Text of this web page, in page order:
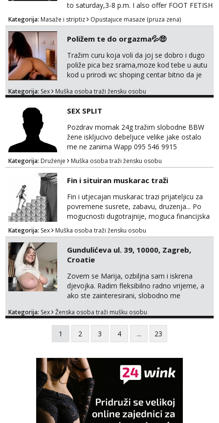
to saturday,3-8 p.m. I also offer FOOT FETISH
for lovers of beautiful feets👣👠👡👢 Calls
only,no messages! *NO SEX *PRIORITY IS
GIVEN TO REGULAR CLIENTS
Kategorija: Masaže i striptiz Opustajuce masaze (pruza zena)
Poližem te do orgazma💦🤑
Tražim curu koja voli da joj se dobro i dugo
poliže pica bez srama,moze kod tebe u autu
kod u prirodi wc shoping centar bitno da je
jer nisam solo. Zgodan sam i diskretan,sliku
za brz dogovor Kontakt 0958759047
Kategorija: Sex Muška osoba traži žensku osobu
SEX SPLIT
Pozdrav momak 24g tražim slobodne BBW
žene iskljucivo debeljuce velike jake ostalo
me ne zanima Wapp 095 546 9915
Kategorija: Druženje Muška osoba traži žensku osobu
Fin i situiran muskarac traži
Fin i utjecajan muskarac trazi prijateljicu za
povremene susrete, zabavu, druzenja... Po
mogucnosti dugotrajnije, moguca financijska
potpora!
Kategorija: Sex Muška osoba traži žensku osobu
Gundulićeva ul. 39, 10000, Zagreb,
Croatie
Zovem se Marija, ozbiljna sam i iskrena
djevojka. Radim fleksibilno radno vrijeme, a
ako ste zainteresirani, slobodno me
broj☎️:+385 92 451 2472
Kategorija: Sex Ženska osoba traži mušku osobu
1 2 3 4 ... 23